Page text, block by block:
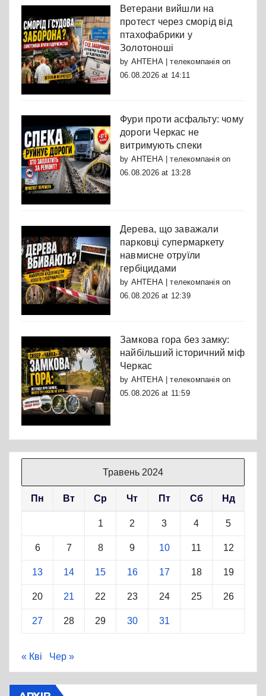
Ветерани вийшли на
протест через сморід від
птахофабрики у
Золотоноші
by АНТЕНА | телекомпаніяon
06.08.2026 at 14:11
Фури проти асфальту: чому
дороги Черкас не
витримують спеки
by АНТЕНА | телекомпаніяon
06.08.2026 at 13:28
Дерева, що заважали
парковці супермаркету
навмисне отруїли
гербіцидами
by АНТЕНА | телекомпаніяon
06.08.2026 at 12:39
Замкова гора без замку:
найбільший історичний міф
Черкас
by АНТЕНА | телекомпаніяon
05.08.2026 at 11:59
Травень 2024
Пн Вт Ср Чт Пт Сб Нд
1 2 3 4 5
6 7 8 9 10 11 12
13 14 15 16 17 18 19
20 21 22 23 24 25 26
27 28 29 30 31
« Кві Чер »